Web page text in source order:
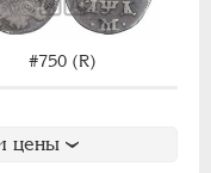
#750 (R)
цены